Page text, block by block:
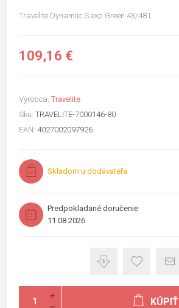
Travelite Dynamiic S exp Green 43/48 L
109,16 €
Výrobca: Travelite
Sku: TRAVELITE-7000146-80
EAN: 4027002097926
Skladom u dodávateľa
Predpokladané doručenie
11.08.2026
KÚPIŤ